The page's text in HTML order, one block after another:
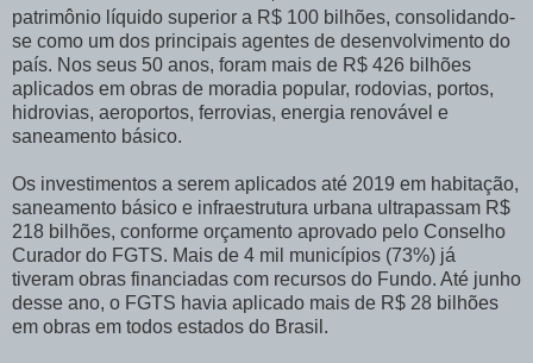
patrimônio líquido superior a R$ 100 bilhões, consolidando-
se como um dos principais agentes de desenvolvimento do
país. Nos seus 50 anos, foram mais de R$ 426 bilhões
aplicados em obras de moradia popular, rodovias, portos,
hidrovias, aeroportos, ferrovias, energia renovável e
saneamento básico.
Os investimentos a serem aplicados até 2019 em habitação,
saneamento básico e infraestrutura urbana ultrapassam R$
218 bilhões, conforme orçamento aprovado pelo Conselho
Curador do FGTS. Mais de 4 mil municípios (73%) já
tiveram obras financiadas com recursos do Fundo. Até junho
desse ano, o FGTS havia aplicado mais de R$ 28 bilhões
em obras em todos estados do Brasil.